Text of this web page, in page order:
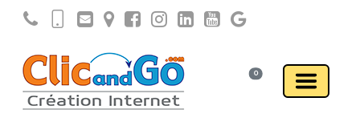
0